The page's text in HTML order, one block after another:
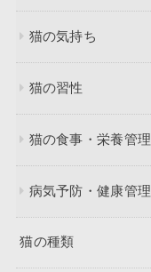
猫の気持ち
猫の習性
猫の食事・栄養管理
病気予防・健康管理
猫の種類